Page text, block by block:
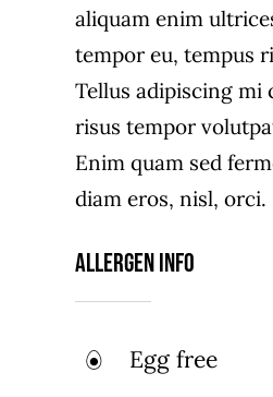
aliquam enim
tempor eu, tempus
Tellus adipiscing mi
risus tempor
Enim quam sed
diam eros, nisl, orci.
Allergen Info
Egg free